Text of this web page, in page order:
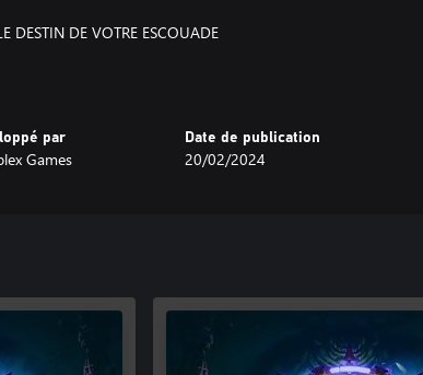
DESTIN DE VOTRE ESCOUADE
le Sentencieux, pour débloquer des équipements puissants
de chacun de vos guerriers afin de les créer selon vos
aux côtés et contre les légendes de la bataille
de puissantes capacités psychiques, engagez-vous dans
ennemis dans des démonstrations de prouesses
© 2024 Games Workshop Limited. Chaos
par
Games
Date de publication
20/02/2024